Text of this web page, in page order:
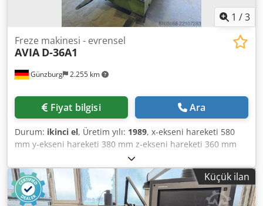
1 /3
Günzburg 2.255 km
Freze makinesi - evrensel
AVIA D-36A1
Fiyat bilgisi Ara
Durum: ikinci el, Üretim yılı: 1989, x-ekseni hareketi 580
mm y-ekseni hareketi 380 mm z-ekseni hareketi 360 mm
Toplam güç ihtiyacı 6 kW Dcsdpfx Acozczfxj Ijk Makine
ağırlığı yaklaşık 1,5 t Alan gereksinimi yaklaşık
1.800x2.130x1.980 m
Küçük ilan